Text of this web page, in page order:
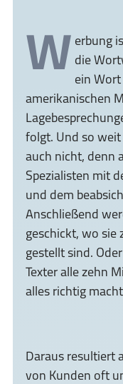
W erbung
die
ein Wort
amerikanischen
folgt. Und so weit
auch nicht, denn
Spezialisten mit
und dem
Anschließend
geschickt, wo sie
gestellt sind.
Texter alle zehn
alles richtig
Daraus resultiert
von Kunden oft